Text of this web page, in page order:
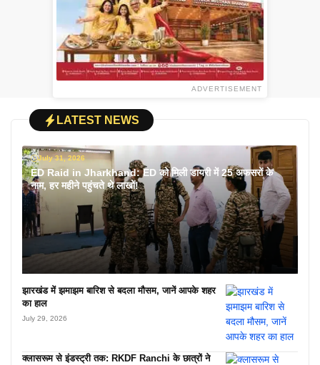
ADVERTISEMENT
LATEST NEWS
July 31, 2026
ED Raid in Jharkhand: ED को मिली डायरी में 25 अफसरों के
नाम, हर महीने पहुंचते थे लाखों!
झारखंड में झमाझम बारिश से बदला मौसम, जानें आपके शहर
का हाल
July 29, 2026
क्लासरूम से इंडस्ट्री तक: RKDF Ranchi के छात्रों ने